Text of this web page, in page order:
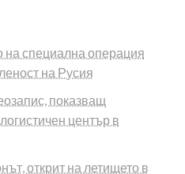
на специална операция
на Русия
показващ
център в
открит на летището в